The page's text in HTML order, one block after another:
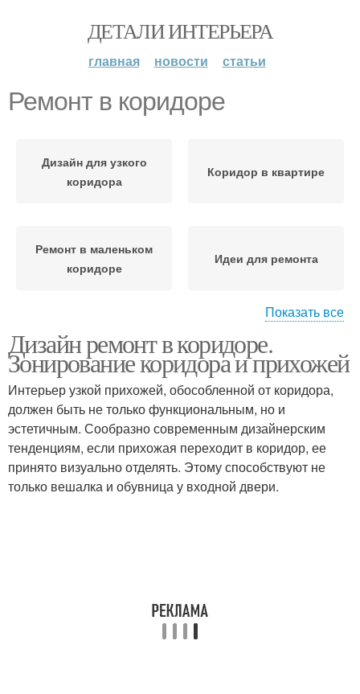
ДЕТАЛИ ИНТЕРЬЕРА
главная новости статьи
Ремонт в коридоре
Дизайн для узкого
коридора
Коридор в квартире
Ремонт в маленьком
коридоре
Идеи для ремонта
Ремонт в прихожей Узкий коридор
Бюджетный ремонт Пошаговый ремонт
Показать все
Дизайн ремонт в коридоре.
Зонирование коридора и прихожей
Интерьер узкой прихожей, обособленной от коридора,
должен быть не только функциональным, но и
эстетичным. Сообразно современным дизайнерским
тенденциям, если прихожая переходит в коридор, ее
принято визуально отделять. Этому способствуют не
только вешалка и обувница у входной двери.